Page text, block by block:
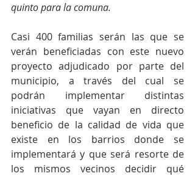
quinto para la comuna.
Casi 400 familias serán las que se
verán beneficiadas con este nuevo
proyecto adjudicado por parte del
municipio, a través del cual se
podrán implementar distintas
iniciativas que vayan en directo
beneficio de la calidad de vida que
existe en los barrios donde se
implementará y que será resorte de
los mismos vecinos decidir qué